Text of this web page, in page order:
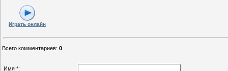
Играть онлайн
Всего комментариев: 0
Имя *: